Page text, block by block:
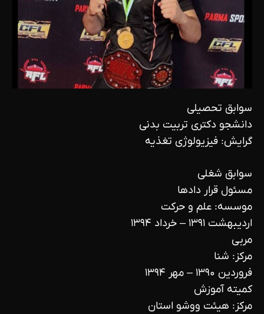
سوابق تحصیلی
دانشجو دکتری تربیت بدنی
گرایش: فیزیولوژی تغذیه
سوابق شغلی
مسئول قرار دادها
موسسه: علم و حرکت
اردیبهشت ۱۳۹۱ – خرداد ۱۳۹۴
مربی
مرکز: شنا
فروردین ۱۳۹۰ – مهر ۱۳۹۴
کمیته آموزش
مرکز: هیئت ووشو استان